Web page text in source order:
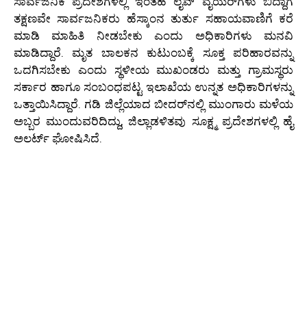
ತಕ್ಷಣವೇ ಸಾರ್ವಜನಿಕರು ಹೆಸ್ಕಾಂನ ತುರ್ತು ಸಹಾಯವಾಣಿಗೆ ಕರೆ
ಮಾಡಿ ಮಾಹಿತಿ ನೀಡಬೇಕು ಎಂದು ಅಧಿಕಾರಿಗಳು ಮನವಿ
ಮಾಡಿದ್ದಾರೆ. ಮೃತ ಬಾಲಕನ ಕುಟುಂಬಕ್ಕೆ ಸೂಕ್ತ ಪರಿಹಾರವನ್ನು
ಒದಗಿಸಬೇಕು ಎಂದು ಸ್ಥಳೀಯ ಮುಖಂಡರು ಮತ್ತು ಗ್ರಾಮಸ್ಥರು
ಸರ್ಕಾರ ಹಾಗೂ ಸಂಬಂಧಪಟ್ಟ ಇಲಾಖೆಯ ಉನ್ನತ ಅಧಿಕಾರಿಗಳನ್ನು
ಒತ್ತಾಯಿಸಿದ್ದಾರೆ. ಗಡಿ ಜಿಲ್ಲೆಯಾದ ಬೀದರ್‌ನಲ್ಲಿ ಮುಂಗಾರು ಮಳೆಯ
ಅಬ್ಬರ ಮುಂದುವರಿದಿದ್ದು, ಜಿಲ್ಲಾಡಳಿತವು ಸೂಕ್ಷ್ಮ ಪ್ರದೇಶಗಳಲ್ಲಿ ಹೈ
ಅಲರ್ಟ್ ಘೋಷಿಸಿದೆ.